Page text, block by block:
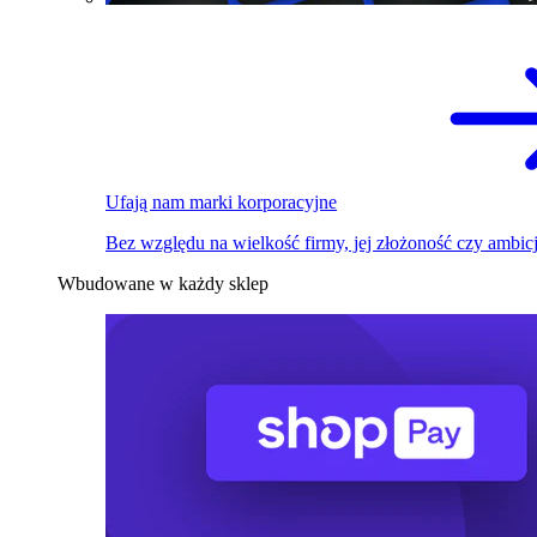
Ufają nam marki korporacyjne
Bez względu na wielkość firmy, jej złożoność czy
Wbudowane w każdy sklep